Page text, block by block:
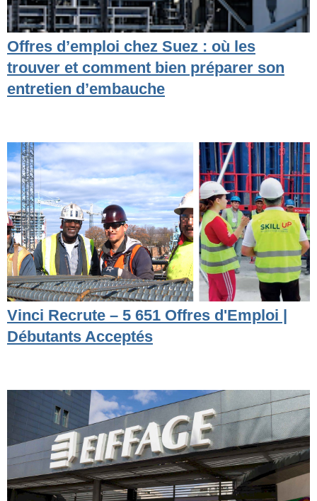
Offres d’emploi chez Suez : où les
trouver et comment bien préparer son
entretien d’embauche
Vinci Recrute – 5 651 Offres d'Emploi |
Débutants Acceptés